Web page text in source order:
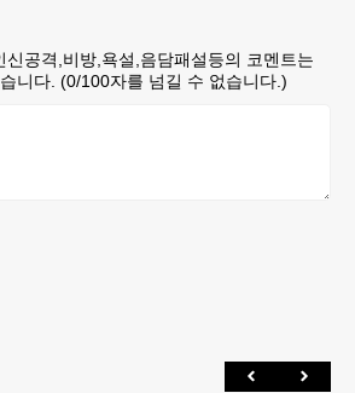
신공격,비방,욕설,음담패설등의 코멘트는
니다. (0/100자를 넘길 수 없습니다.)